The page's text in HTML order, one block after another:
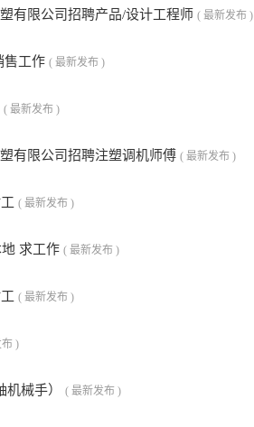
有限公司招聘产品/设计工程师 ( 最新发布 )
售工作 ( 最新发布 )
( 最新发布 )
有限公司招聘注塑调机师傅 ( 最新发布 )
( 最新发布 )
求工作 ( 最新发布 )
( 最新发布 )
)
械手） ( 最新发布 )